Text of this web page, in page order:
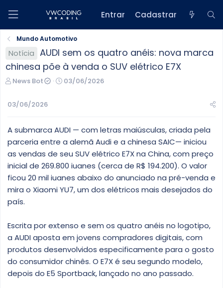
Entrar Cadastrar
Mundo Automotivo
Notícia
AUDI sem os quatro anéis: nova marca
chinesa põe à venda o SUV elétrico E7X
C
i
o
r
d
t
ó
p
i
News Bot
D
e
i
n
c
i
o
03/06/2026
03/06/2026
A submarca AUDI — com letras maiúsculas, criada pela
parceria entre a alemã Audi e a chinesa SAIC— iniciou
as vendas de seu SUV elétrico E7X na China, com preço
inicial de 269.800 iuanes (cerca de R$ 194.200). O valor
ficou 20 mil iuanes abaixo do anunciado na pré-venda e
mira o Xiaomi YU7, um dos elétricos mais desejados do
país.
Escrita por extenso e sem os quatro anéis no logotipo,
a AUDI aposta em jovens compradores digitais, com
produtos desenvolvidos especificamente para o gosto
do consumidor chinês. O E7X é seu segundo modelo,
depois do E5 Sportback, lançado no ano passado.